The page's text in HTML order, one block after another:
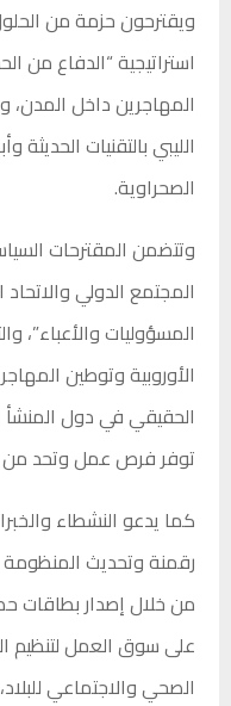
ويقترحون حزمة من
استراتيجية “الدفاع من
المهاجرين داخل
الليبي بالتقنيات
الصحراوية.
وتتضمن المقترحات
المجتمع الدولي
المسؤوليات
الأوروبية وتوطين
الحقيقي في دول المنشأ
توفر فرص عمل وتحد من
كما يدعو النشطاء
رقمنة وتحديث المنظومة
من خلال إصدار بطاقات
على سوق العمل لتنظيم
الصحي والاجتماعي